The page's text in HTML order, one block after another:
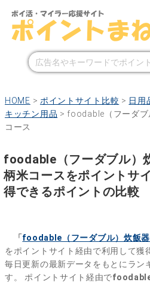
HOME > ポイントサイト比較 > 日用
キッチン用品 > foodable（フーダブ
コース
foodable（フーダブル）
柄米コースをポイントサ
得できるポイントの比較
「 foodable（フーダブル）炊飯
をポイントサイト経由で利用して獲
毎日更新の最新データをもとにラン
す。 ポイントサイト経由でfoodable